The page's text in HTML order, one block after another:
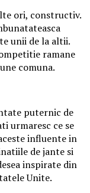
ori, constructiv.
unii de la altii.
ramane
comuna.
puternic de
urmaresc ce se
influente in
de jante si
inspirate din
Unite.